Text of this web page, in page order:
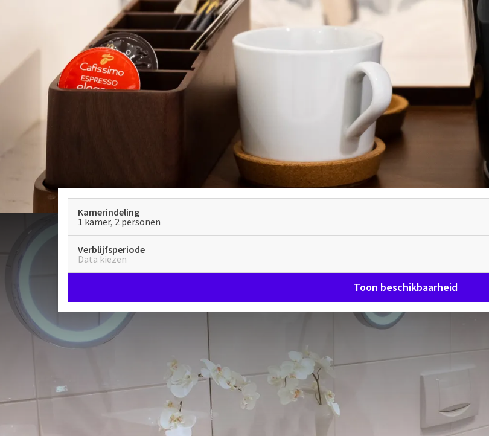
Kamerindeling
1 kamer, 2 personen
Verblijfsperiode
Data kiezen
Toon beschikbaarheid
Deluxe Flamingo (uitzicht op de markt) - Twin bed
DELUXE
30m²
Douche
Check-uit tot 12:00 uur
Onze Flamingo Twin kamers met uitzicht op het historische marktplein beschikken over twee gescheiden